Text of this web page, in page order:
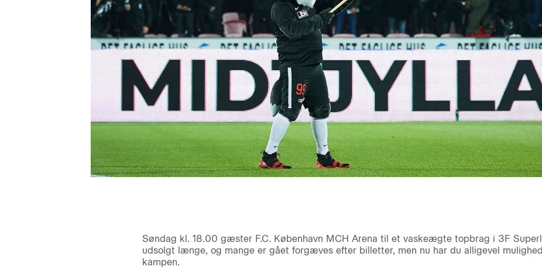
Søndag kl. 18.00 gæster F.C. København MCH Arena til et vaskeægte topbrag i 3F
udsolgt længe, og mange er gået forgæves efter billetter, men nu har du alligevel
kampen.